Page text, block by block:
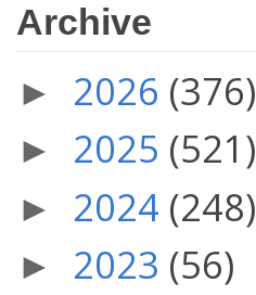
Archive
► 2026 (376)
► 2025 (521)
► 2024 (248)
► 2023 (56)